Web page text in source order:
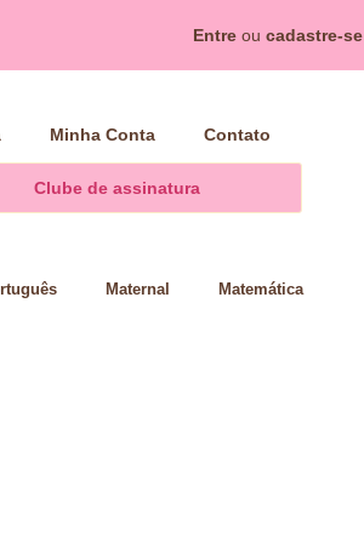
Entreou cadastre-se
Minha Conta Contato
Clube de assinatura
Maternal Matemática